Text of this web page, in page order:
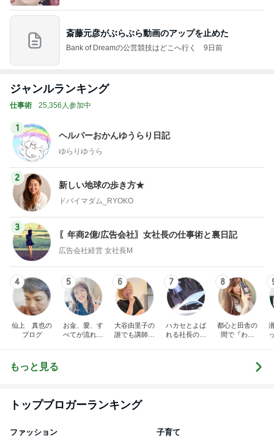
斎藤元彦がぶらぶら動画のアップを止めた
Bank of Dreamの公営競技はどこへ行く 9日前
ジャンルランキング
仕事術 25,356人参加中
1
ヘルパーおかんゆうらり日記
ゆらりゆうら
2
新しい地球の歩き方★
ドバイマダム_RYOKO
3
〖年商2億/広告会社〗女社長の仕事術と裏日記
広告会社経営 女社長M
4
仙上 真也の
ブログ
5
お金、愛、す
べてが流れ込
6
大谷由里子の
誰でも講師ブ
7
ハカセとよば
れる社長のブ
8
都心と田舎の
間で『わた
もっと見る
トップブロガーランキング
ファッション 子育て